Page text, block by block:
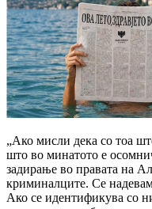
„Ако мисли дека со тоа
што во минатото е
задирање во правата на
криминалците. Се
Ако се идентификува со